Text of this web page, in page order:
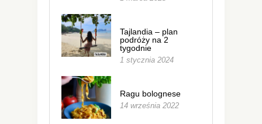
Tajlandia – plan
podróży na 2
tygodnie
1 stycznia 2024
Ragu bolognese
14 września 2022